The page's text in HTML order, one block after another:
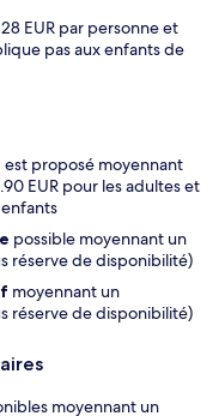
EUR par personne et
pas aux enfants de
est proposé moyennant
EUR pour les adultes et
enfants
possible moyennant un
réserve de disponibilité)
moyennant un
réserve de disponibilité)
moyennant un